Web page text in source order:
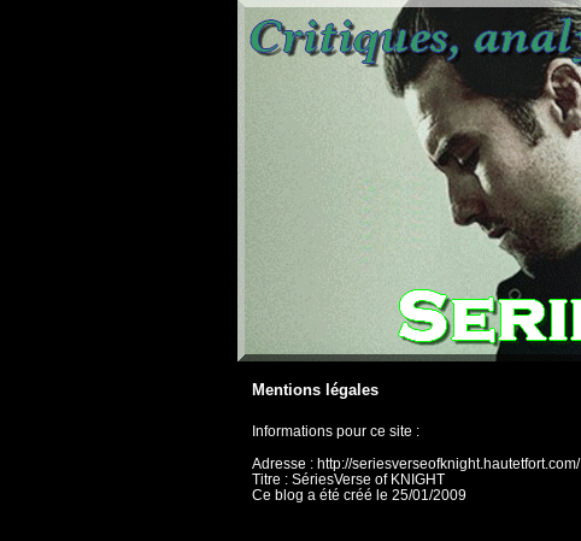
Mentions légales
Informations pour ce site :
Adresse : http://seriesverseofknight.hautetfort.com/
Titre : SériesVerse of KNIGHT
Ce blog a été créé le 25/01/2009